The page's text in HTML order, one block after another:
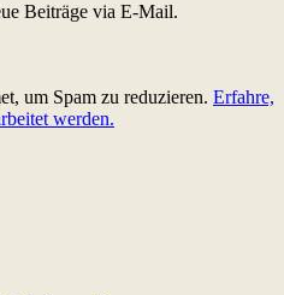
Beiträge via E-Mail.
um Spam zu reduzieren. Erfahre,
werden.